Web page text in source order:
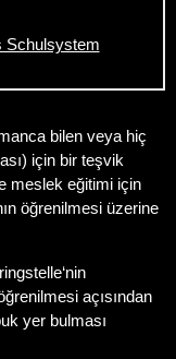
Schulsystem
bilen veya hiç
için bir teşvik
meslek eğitimi için
öğrenilmesi üzerine
açısından
yer bulması